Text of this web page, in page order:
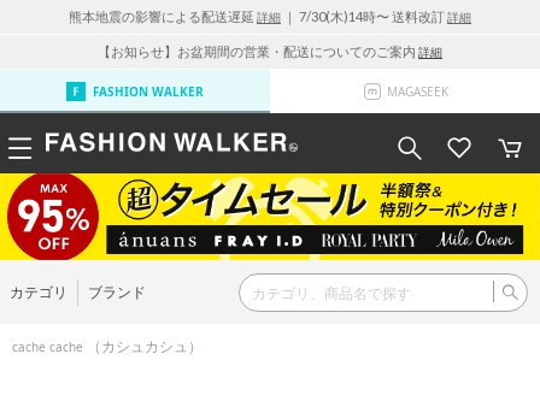
熊本地震の影響による配送遅延 詳細 ｜ 7/30(木)14時〜 送料改訂詳細
【お知らせ】お盆期間の営業・配送についてのご案内 詳細
FASHION WALKER MAGASEEK
カテゴリ ブランド
cache cache （カシュカシュ）